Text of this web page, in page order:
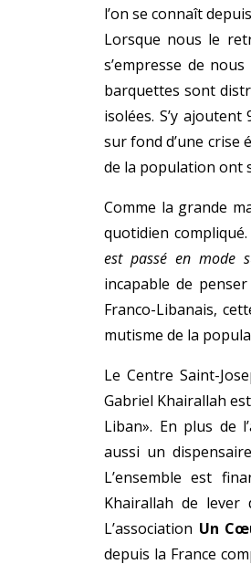
l’on se connaît
Lorsque nous le
s’empresse de
barquettes sont
isolées. S’y
sur fond d’une crise
de la population ont
Comme la grande
quotidien compliqué.
est passé en mode
incapable de
Franco-Libanais,
mutisme de la
Le Centre Saint-
Gabriel Khairallah
Liban». En plus de
aussi un
L’ensemble est
Khairallah de
L’association Un
depuis la France